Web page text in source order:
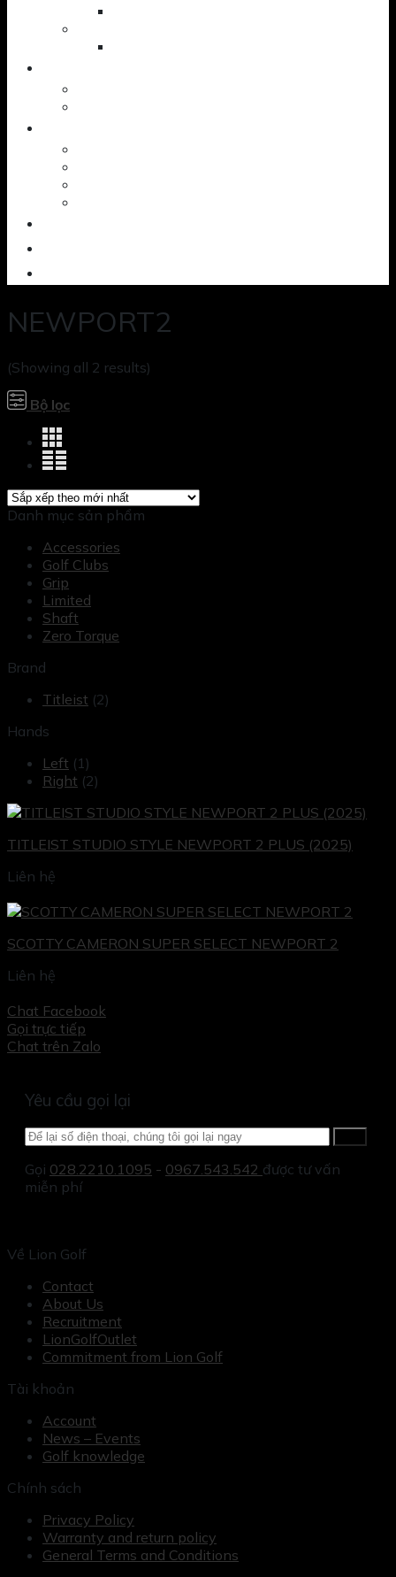
NEWPORT2
(Showing all 2 results)
Bộ lọc
Danh mục sản phẩm
Accessories
Golf Clubs
Grip
Limited
Shaft
Zero Torque
Brand
Titleist (2)
Hands
Left (1)
Right (2)
TITLEIST STUDIO STYLE NEWPORT 2 PLUS (2025)
Liên hệ
SCOTTY CAMERON SUPER SELECT NEWPORT 2
Liên hệ
Chat Facebook
Gọi trực tiếp
Chat trên Zalo
Yêu cầu gọi lại
Gọi 028.2210.1095 - 0967.543.542 được tư vấn
miễn phí
Về Lion Golf
Contact
About Us
Recruitment
LionGolfOutlet
Commitment from Lion Golf
Tài khoản
Account
News – Events
Golf knowledge
Chính sách
Privacy Policy
Warranty and return policy
General Terms and Conditions